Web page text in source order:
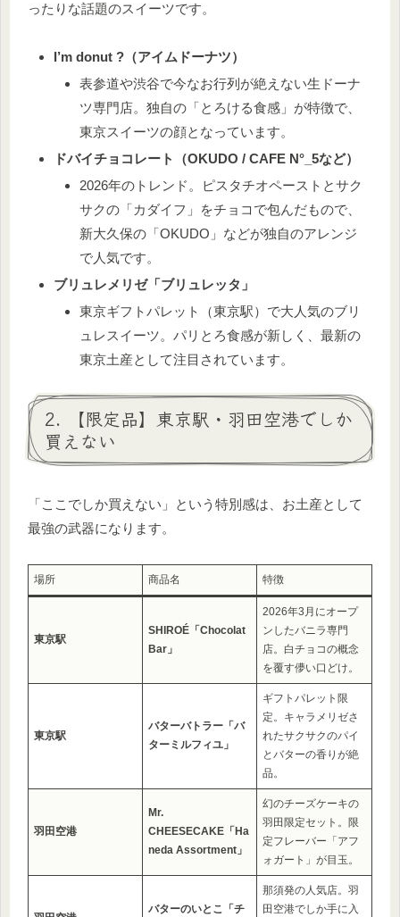
ったりな話題のスイーツです。
I’m donut ?（アイムドーナツ）
表参道や渋谷で今なお行列が絶えない生ドーナ
ツ専門店。独自の「とろける食感」が特徴で、
東京スイーツの顔となっています。
ドバイチョコレート（OKUDO / CAFE N°_5など）
2026年のトレンド。ピスタチオペーストとサク
サクの「カダイフ」をチョコで包んだもので、
新大久保の「OKUDO」などが独自のアレンジ
で人気です。
ブリュレメリゼ「ブリュレッタ」
東京ギフトパレット（東京駅）で大人気のブリ
ュレスイーツ。パリとろ食感が新しく、最新の
東京土産として注目されています。
2. 【限定品】東京駅・羽田空港でしか
買えない
「ここでしか買えない」という特別感は、お土産として
最強の武器になります。
場所 商品名 特徴
東京駅
SHIROÉ「Chocolat
Bar」
2026年3月にオープ
ンしたバニラ専門
店。白チョコの概念
を覆す儚い口どけ。
東京駅
バターバトラー「バ
ターミルフィユ」
ギフトパレット限
定。キャラメリゼさ
れたサクサクのパイ
とバターの香りが絶
品。
羽田空港
Mr.
CHEESECAKE「Ha
neda Assortment」
幻のチーズケーキの
羽田限定セット。限
定フレーバー「アフ
ォガート」が目玉。
バターのいとこ「チ
那須発の人気店。羽
田空港でしか手に入